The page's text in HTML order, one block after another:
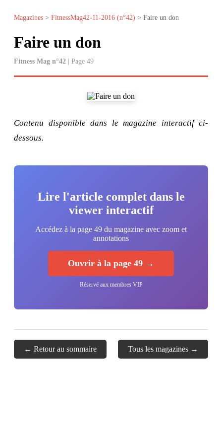
Magazines > FitnessMag42-11-2016 (n°42) > Faire un don
Faire un don
Fitness Mag n°42 | Page 49
Contenu disponible dans le magazine interactif ci-
dessous.
Lire l'article complet dans le
viewer interactif
Accédez à la page 49 du magazine avec zoom et
annotations
Ouvrir à la page 49 →
Réservé aux membres VIP
← Retour au sommaire Tous les magazines →